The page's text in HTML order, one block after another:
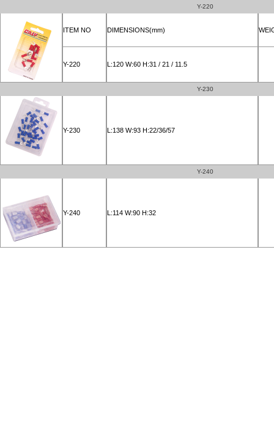
Y-220
ITEM NO DIMENSIONS(mm)
Y-220 L:120 W:60 H:31 / 21 / 11.5
Y-230
Y-230 L:138 W:93 H:22/36/57
Y-240
Y-240 L:114 W:90 H:32